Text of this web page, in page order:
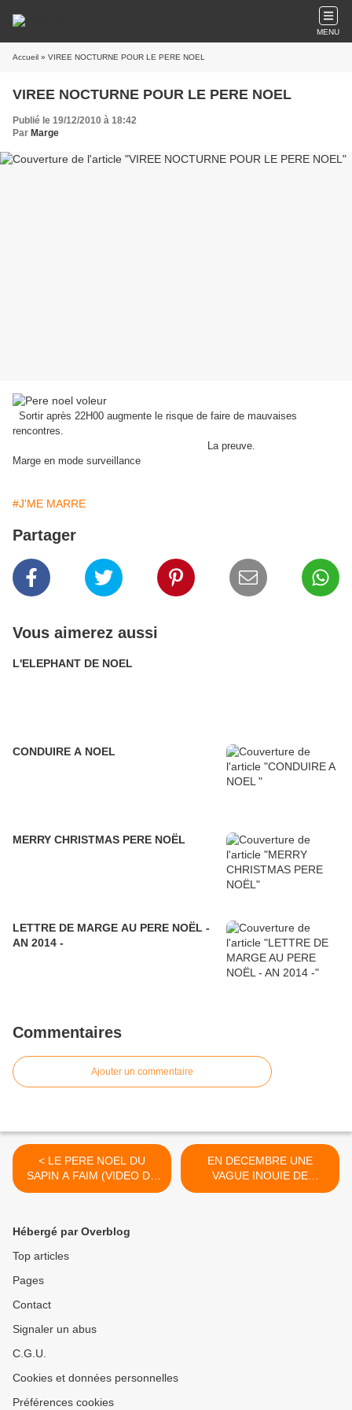
MENU
Accueil » VIREE NOCTURNE POUR LE PERE NOEL
VIREE NOCTURNE POUR LE PERE NOEL
Publié le 19/12/2010 à 18:42
Par Marge
Sortir après 22H00 augmente le risque de faire de mauvaises
rencontres.
La preuve.
Marge en mode surveillance
#J'ME MARRE
Partager
Vous aimerez aussi
L'ELEPHANT DE NOEL
CONDUIRE A NOEL
MERRY CHRISTMAS PERE NOËL
LETTRE DE MARGE AU PERE NOËL -
AN 2014 -
Commentaires
Ajouter un commentaire
< LE PERE NOEL DU
SAPIN A FAIM (VIDEO DE
PIXAR)
EN DECEMBRE UNE
VAGUE INOUIE DE
MEURTRES EN SERIE DE
Hébergé par Overblog
Top articles
Pages
Contact
Signaler un abus
C.G.U.
Cookies et données personnelles
Préférences cookies